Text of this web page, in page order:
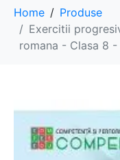
Home
Produse
Exercitii
romana - Clasa 8 -